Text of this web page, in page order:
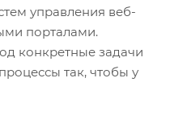
управления веб-
порталами.
конкретные задачи
так, чтобы у